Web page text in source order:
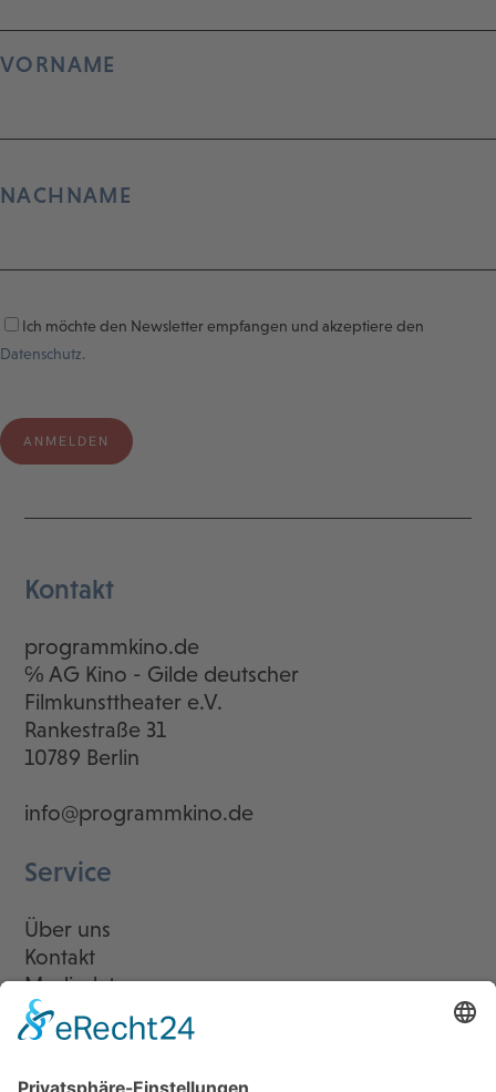
VORNAME
NACHNAME
Ich möchte den Newsletter empfangen und akzeptiere den
Datenschutz.
Kontakt
programmkino.de
℅ AG Kino - Gilde deutscher
Filmkunsttheater e.V.
Rankestraße 31
10789 Berlin
info@programmkino.de
Service
Über uns
Kontakt
Mediadaten
Newsletter
LogIn